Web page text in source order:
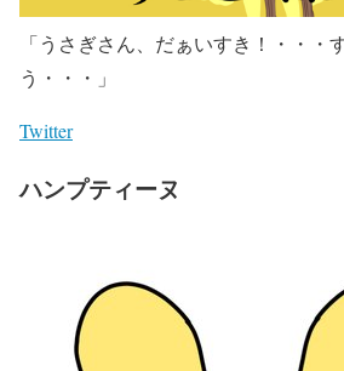
「うさぎさん、だぁいすき！・・・
う・・・」
Twitter
ハンプティーヌ